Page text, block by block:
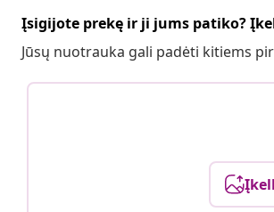
Įsigijote prekę ir ji jums patiko?
Jūsų nuotrauka gali padėti kitiems